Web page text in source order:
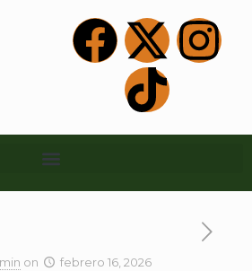
on febrero 16, 2026